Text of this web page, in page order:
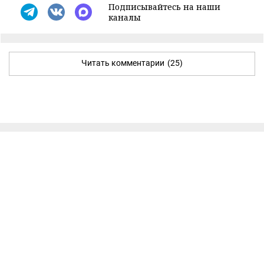
Подписывайтесь на наши
каналы
Читать комментарии (25)